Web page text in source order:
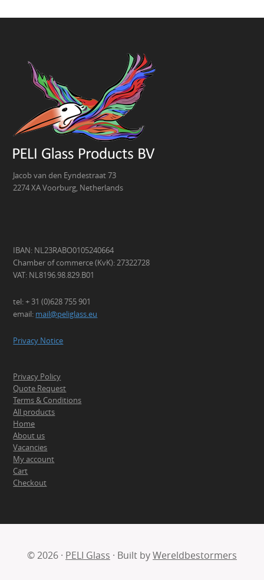
Jacob van den Eyndestraat 73
2274 XA Voorburg, Netherlands
IBAN: NL23RABO0105240664
Chamber of commerce (KvK): 27322728
VAT: NL8196.98.829.B01
tel: + 31 (0)628 755 901
email: mail@peliglass.eu
Privacy Notice
Privacy Policy
Quote Request
Terms & Conditions
All products
Home
About us
Vacancies
My account
Cart
Checkout
© 2026 · PELI Glass · Built byWereldbestormers